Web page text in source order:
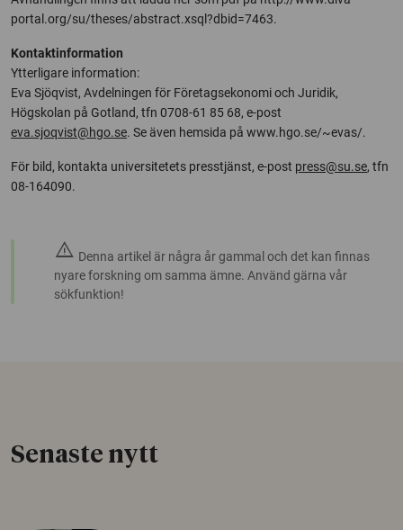
portal.org/su/theses/abstract.xsql?dbid=7463.
Kontaktinformation
Ytterligare information:
Eva Sjöqvist, Avdelningen för Företagsekonomi och Juridik,
Högskolan på Gotland, tfn 0708-61 85 68, e-post
eva.sjoqvist@hgo.se. Se även hemsida på www.hgo.se/~evas/.
För bild, kontakta universitetets presstjänst, e-post press@su.se, tfn
08-164090.
warning Denna artikel är några år gammal och det kan finnas
nyare forskning om samma ämne. Använd gärna vår
sökfunktion!
Senaste nytt